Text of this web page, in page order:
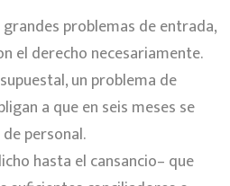
problemas de entrada,
el derecho necesariamente.
un problema de
a que en seis meses se
personal.
hasta el cansancio– que